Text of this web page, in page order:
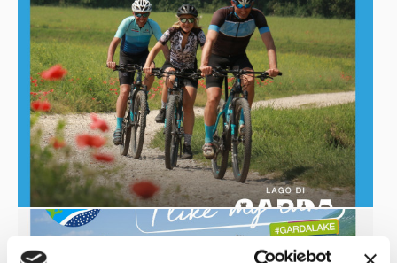
turismo. Massimo Pomilio, della Pomilio Blumm, agenzia di
comunicazione che cura la campagna, ha sottolineato la
sinergia tra Camera di Commercio e Comuni, necessaria
per implementare le azioni comunicative di promozione
del territorio.
La campagna di comunicazione prevede lanarrazione per
immagini,valorizzazione territoriale e
internazionalizzazione dello storytelling della riva Veneta
del Lago di Garda. Stanno partendo le attività sui canali
social Facebook,
Instagram, Twitter, Youtube e Spotify,